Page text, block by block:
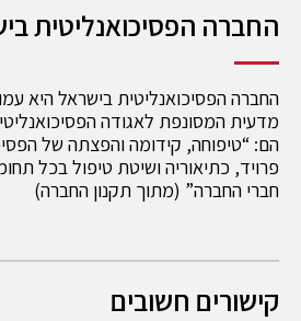
החברה הפסיכואנליטית
החברה הפסיכואנליטית בישראל היא
מדעית המסונפת לאגודה
הם: “טיפוחה, קידומה והפצתה של
פרויד, כתיאוריה ושיטת טיפול בכל
חברי החברה” (מתוך תקנון החברה)
קישורים חשובים